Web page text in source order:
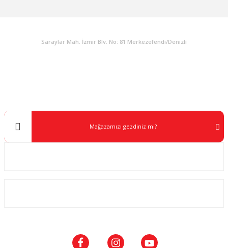
Saraylar Mah. İzmir Blv. No: 81 Merkezefendi/Denizli
Mağazamızı gezdiniz mi?